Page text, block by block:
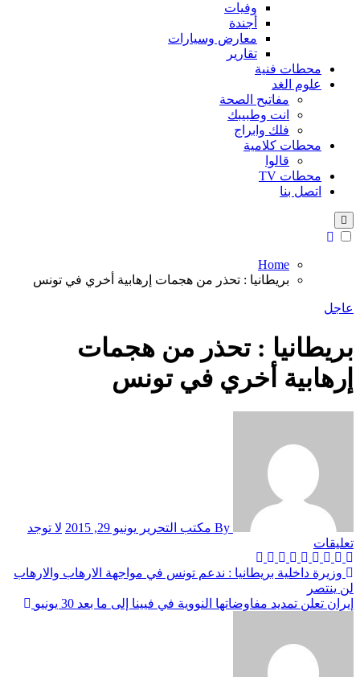
وفيات
أجندة
معارض وسيارات
تقارير
محطات فنية
علوم الغد
مفاتيح الصحة
انت وطبيبك
فلك وابراج
محطات كلامية
قالوا
محطات TV
اتصل بنا
Home
بريطانيا : تحذر من هجمات إرهابية أخري في تونس
عاجل
بريطانيا : تحذر من هجمات
إرهابية أخري في تونس
يونيو 29, 2015
لا توجد
تعليقات
تصفّح
المقالات
وزيرة داخلية بريطانيا : ندعم تونس في مواجهة الارهاب والارهاب
لن ينتصر
إيران تعلن تمديد مفاوضاتها النووية في فيينا إلى ما بعد 30 يونيو